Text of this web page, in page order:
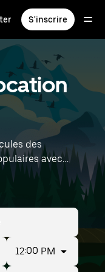
S'inscrire
des
avec
aux berlines
vous trouverez
en solo et
personnes.
(par
Airport) pour
proximité.
12:00 PM